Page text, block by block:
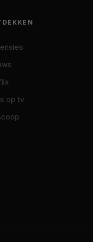
op tv